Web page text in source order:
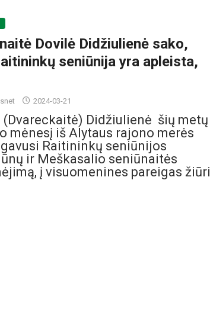
Dovilė Didžiulienė sako,
seniūnija yra apleista,
2024-03-21
(Dvareckaitė) Didžiulienė šių metų
mėnesį iš Alytaus rajono merės
Raitininkų seniūnijos
ir Meškasalio seniūnaitės
į visuomenines pareigas žiūri